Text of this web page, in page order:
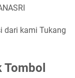
dari kami Tukang
Tombol